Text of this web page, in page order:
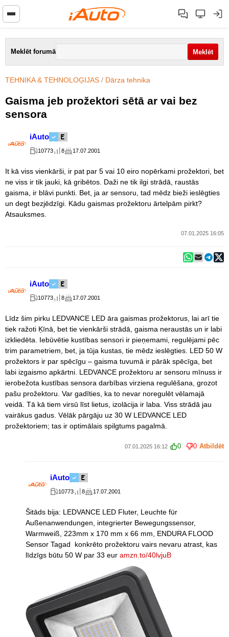
Meklēt forumā
TEHNIKA & TEHNOLOĢIJAS / Dārza tehnika
Gaisma jeb prožektori sētā ar vai bez
sensora
iAuto
10773 8 17.07.2001
It kā viss vienkārši, ir pat par 5 vai 10 eiro nopērkami prožektori, bet
ne viss ir tik jauki, kā gribētos. Daži ne tik ilgi strādā, raustās
gaisma, ir blāvi punkti. Bet, ja ar sensoru, tad mēdz bieži ieslēgties
un degt bezjēdzīgi. Kādu gaismas prožektoru ārtelpām pirkt?
Atsauksmes.
07.01.2025 16:05
iAuto
10773 8 17.07.2001
Līdz šim pirku LEDVANCE LED āra gaismas prožektorus, lai arī tie
tiek ražoti Ķīnā, bet tie vienkārši strādā, gaisma neraustās un ir labi
izkliedēta. Iebūvētie kustības sensori ir pieņemami, regulējami pēc
trim parametriem, bet, ja tūja kustas, tie mēdz ieslēgties. LED 50 W
prožektors ir par spēcīgu – gaisma tuvumā ir pārāk spēcīga, bet
labi izgaismo apkārtni. LEDVANCE prožektoru ar sensoru mīnuss ir
ierobežota kustības sensora darbības virziena regulēšana, grozot
pašu prožektoru. Var gadīties, ka to nevar noregulēt vēlamajā
veidā. Tā kā tiem virsū līst lietus, izolācija ir laba. Viss strādā jau
vairākus gadus. Vēlāk pārgāju uz 30 W LEDVANCE LED
prožektoriem; tas ir optimālais spilgtums pagalmā.
07.01.2025 16:12 0 0 Atbildēt
iAuto
10773 8 17.07.2001
Šitāds bija: LEDVANCE LED Fluter, Leuchte für
Außenanwendungen, integrierter Bewegungssensor,
Warmweiß, 223mm x 170 mm x 66 mm, ENDURA FLOOD
Sensor Tagad konkrēto prožektoru vairs nevaru atrast, kas
līdzīgs būtu 50 W par 33 eur amzn.to/40lvjuB